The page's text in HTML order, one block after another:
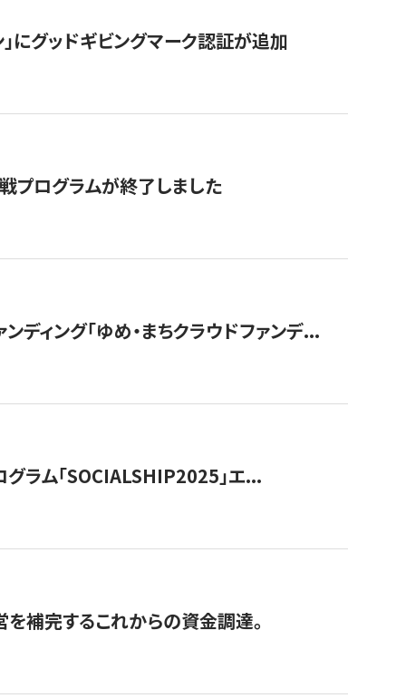
にグッドギビングマーク認証が追加
プログラムが終了しました
ディング「ゆめ・まちクラウドファンデ...
ラム「SOCIALSHIP2025」エ...
補完するこれからの資金調達。